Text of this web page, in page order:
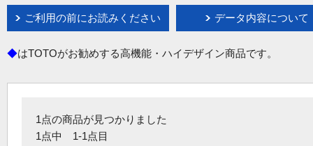
ご利用の前にお読みください データ内容について
◆はTOTOがお勧めする高機能・ハイデザイン商品です。
1点の商品が見つかりました
1点中 1-1点目